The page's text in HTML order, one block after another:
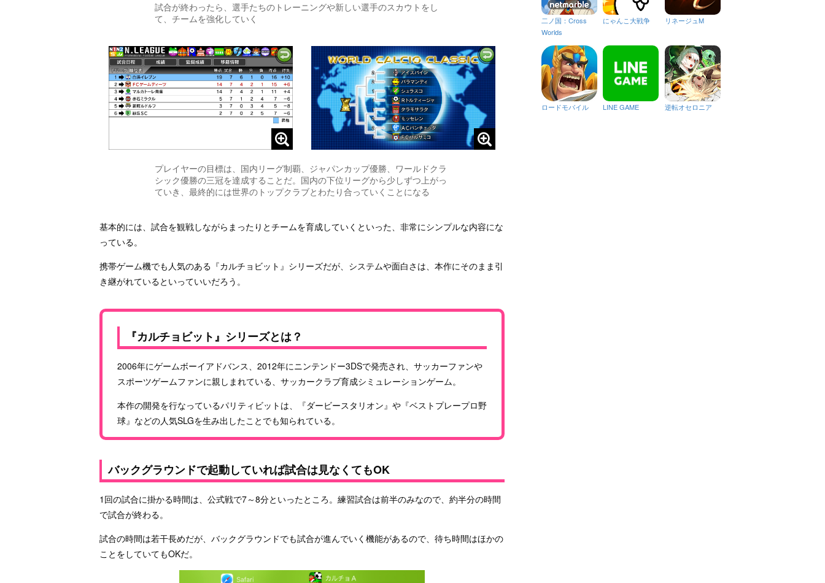
試合が終わったら、選手たちのトレーニングや新しい選手のスカウトをし
て、チームを強化していく
プレイヤーの目標は、国内リーグ制覇、ジャパンカップ優勝、ワールドクラ
シック優勝の三冠を達成することだ。国内の下位リーグから少しずつ上がっ
ていき、最終的には世界のトップクラブとわたり合っていくことになる
基本的には、試合を観戦しながらまったりとチームを育成していくといった、非常にシンプルな内容にな
っている。
携帯ゲーム機でも人気のある『カルチョビット』シリーズだが、システムや面白さは、本作にそのまま引
き継がれているといっていいだろう。
『カルチョビット』シリーズとは？
2006年にゲームボーイアドバンス、2012年にニンテンドー3DSで発売され、サッカーファンや
スポーツゲームファンに親しまれている、サッカークラブ育成シミュレーションゲーム。
本作の開発を行なっているパリティビットは、『ダービースタリオン』や『ベストプレープロ野
球』などの人気SLGを生み出したことでも知られている。
バックグラウンドで起動していれば試合は見なくてもOK
1回の試合に掛かる時間は、公式戦で7～8分といったところ。練習試合は前半のみなので、約半分の時間
で試合が終わる。
試合の時間は若干長めだが、バックグラウンドでも試合が進んでいく機能があるので、待ち時間はほかの
ことをしていてもOKだ。
二ノ国：Cross
Worlds
にゃんこ大戦争 リネージュM
ロードモバイル LINE GAME 逆転オセロニア